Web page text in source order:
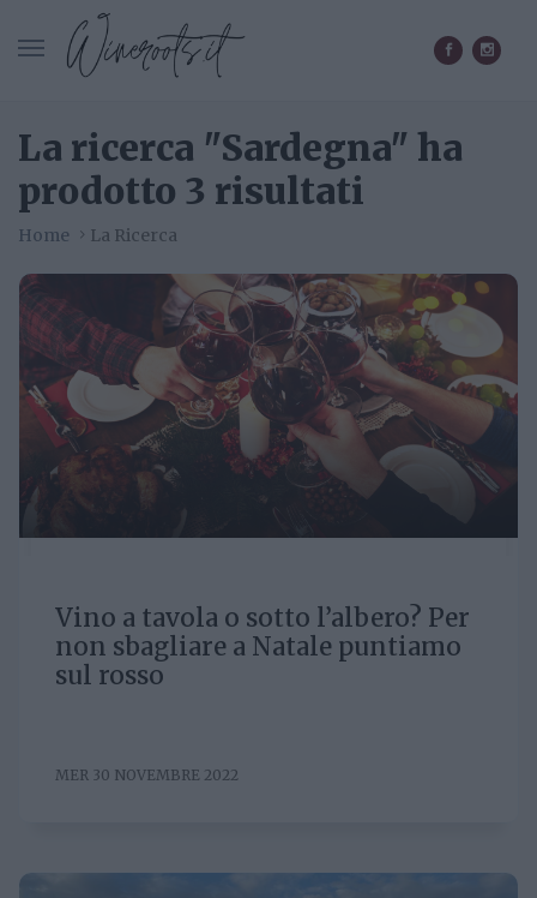
La ricerca "Sardegna" ha
prodotto 3 risultati
Home La Ricerca
Vino a tavola o sotto l’albero? Per
non sbagliare a Natale puntiamo
sul rosso
MER 30 NOVEMBRE 2022